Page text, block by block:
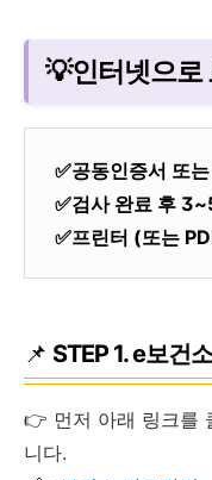
💡인터넷으로
✅공동인증서 또
✅검사 완료 후
✅프린터 (또는
📌 STEP 1. e보건
👉 먼저 아래 링크를
니다.